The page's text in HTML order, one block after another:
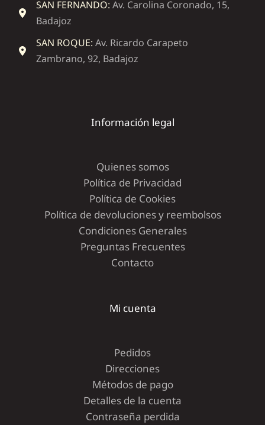
SAN FERNANDO: Av. Carolina Coronado, 15,
Badajoz
SAN ROQUE: Av. Ricardo Carapeto
Zambrano, 92, Badajoz
Información legal
Quienes somos
Política de Privacidad
Política de Cookies
Política de devoluciones y reembolsos
Condiciones Generales
Preguntas Frecuentes
Contacto
Mi cuenta
Pedidos
Direcciones
Métodos de pago
Detalles de la cuenta
Contraseña perdida